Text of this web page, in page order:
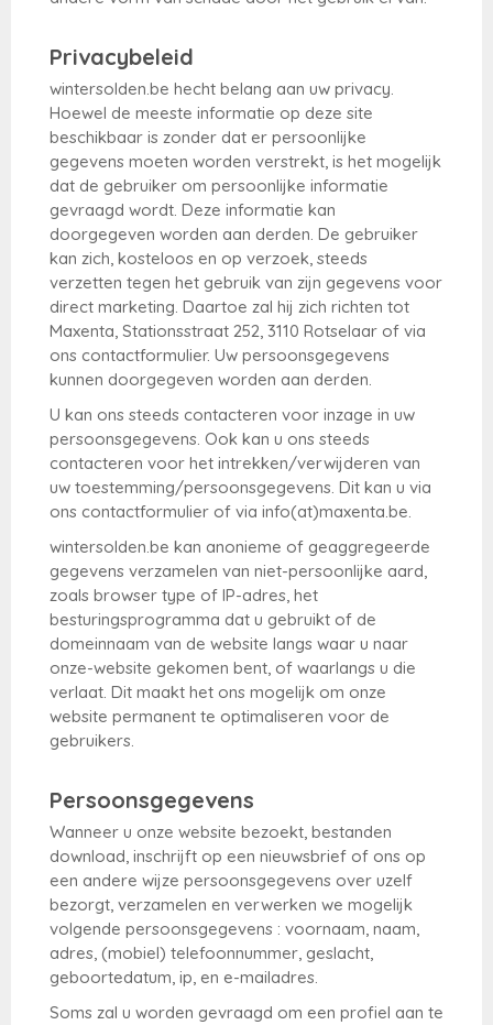
Privacybeleid
wintersolden.be hecht belang aan uw privacy.
Hoewel de meeste informatie op deze site
beschikbaar is zonder dat er persoonlijke
gegevens moeten worden verstrekt, is het mogelijk
dat de gebruiker om persoonlijke informatie
gevraagd wordt. Deze informatie kan
doorgegeven worden aan derden. De gebruiker
kan zich, kosteloos en op verzoek, steeds
verzetten tegen het gebruik van zijn gegevens voor
direct marketing. Daartoe zal hij zich richten tot
Maxenta, Stationsstraat 252, 3110 Rotselaar of via
ons contactformulier. Uw persoonsgegevens
kunnen doorgegeven worden aan derden.
U kan ons steeds contacteren voor inzage in uw
persoonsgegevens. Ook kan u ons steeds
contacteren voor het intrekken/verwijderen van
uw toestemming/persoonsgegevens. Dit kan u via
ons contactformulier of via info(at)maxenta.be.
wintersolden.be kan anonieme of geaggregeerde
gegevens verzamelen van niet-persoonlijke aard,
zoals browser type of IP-adres, het
besturingsprogramma dat u gebruikt of de
domeinnaam van de website langs waar u naar
onze-website gekomen bent, of waarlangs u die
verlaat. Dit maakt het ons mogelijk om onze
website permanent te optimaliseren voor de
gebruikers.
Persoonsgegevens
Wanneer u onze website bezoekt, bestanden
download, inschrijft op een nieuwsbrief of ons op
een andere wijze persoonsgegevens over uzelf
bezorgt, verzamelen en verwerken we mogelijk
volgende persoonsgegevens : voornaam, naam,
adres, (mobiel) telefoonnummer, geslacht,
geboortedatum, ip, en e-mailadres.
Soms zal u worden gevraagd om een profiel aan te